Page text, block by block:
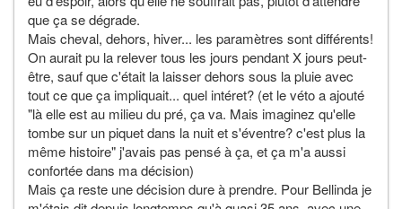
que ça se dégrade.
Mais cheval, dehors, hiver... les paramètres sont différents!
On aurait pu la relever tous les jours pendant X jours peut-
être, sauf que c'était la laisser dehors sous la pluie avec
tout ce que ça impliquait... quel intéret? (et le véto a ajouté
"là elle est au milieu du pré, ça va. Mais imaginez qu'elle
tombe sur un piquet dans la nuit et s'éventre? c'est plus la
même histoire" j'avais pas pensé à ça, et ça m'a aussi
confortée dans ma décision)
Mais ça reste une décision dure à prendre. Pour Bellinda je